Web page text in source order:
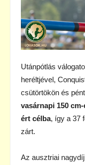
Utánpótlás
heréltjével,
csütörtökön és
vasárnapi 150
ért célba, így a 37
zárt.
Az ausztriai